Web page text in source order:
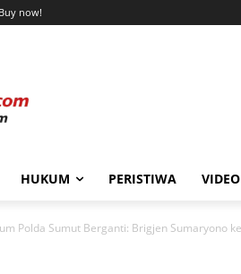
Buy now!
HUKUM PERISTIWA VIDEO
Polda Sumut Berganti: Brigjen Sumaryono